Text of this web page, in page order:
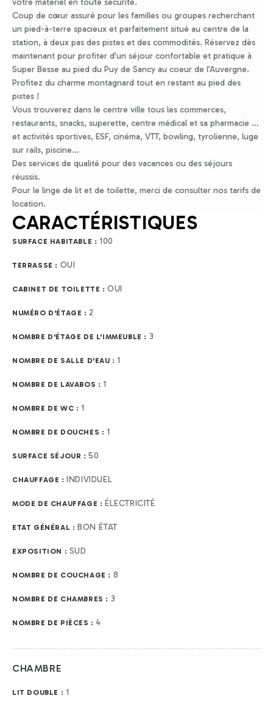
votre matériel en toute sécurité.
Coup de cœur assuré pour les familles ou groupes recherchant
un pied-à-terre spacieux et parfaitement situé au centre de la
station, à deux pas des pistes et des commodités. Réservez dès
maintenant pour profiter d’un séjour confortable et pratique à
Super Besse au pied du Puy de Sancy au coeur de l’Auvergne.
Profitez du charme montagnard tout en restant au pied des
pistes !
Vous trouverez dans le centre ville tous les commerces,
restaurants, snacks, superette, centre médical et sa pharmacie …
et activités sportives, ESF, cinéma, VTT, bowling, tyrolienne, luge
sur rails, piscine…
Des services de qualité pour des vacances ou des séjours
réussis.
Pour le linge de lit et de toilette, merci de consulter nos tarifs de
location.
CARACTÉRISTIQUES
SURFACE HABITABLE : 100
TERRASSE : OUI
CABINET DE TOILETTE :OUI
NUMÉRO D'ÉTAGE :2
NOMBRE D'ÉTAGE DE L'IMMEUBLE : 3
NOMBRE DE SALLE D'EAU : 1
NOMBRE DE LAVABOS : 1
NOMBRE DE WC : 1
NOMBRE DE DOUCHES : 1
SURFACE SÉJOUR :50
CHAUFFAGE : INDIVIDUEL
MODE DE CHAUFFAGE : ÉLECTRICITÉ
ETAT GÉNÉRAL : BON ÉTAT
EXPOSITION : SUD
NOMBRE DE COUCHAGE : 8
NOMBRE DE CHAMBRES : 3
NOMBRE DE PIÈCES :4
CHAMBRE
LIT DOUBLE : 1